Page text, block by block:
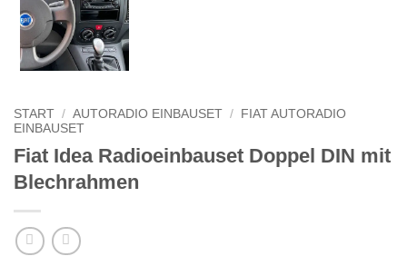
START / AUTORADIO EINBAUSET /
FIAT AUTORADIO
EINBAUSET
Fiat Idea Radioeinbauset Doppel DIN mit
Blechrahmen